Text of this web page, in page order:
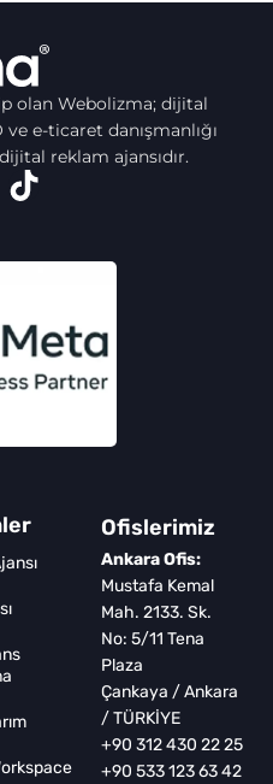
olan Webolizma; dijital
e-ticaret danışmanlığı
reklam ajansıdır.
Ofislerimiz
Ankara Ofis:
Mustafa Kemal
Mah. 2133. Sk.
No: 5/11 Tena
Plaza
Çankaya / Ankara
/ TÜRKİYE
+90 312 430 22 25
+90 533 123 63 42